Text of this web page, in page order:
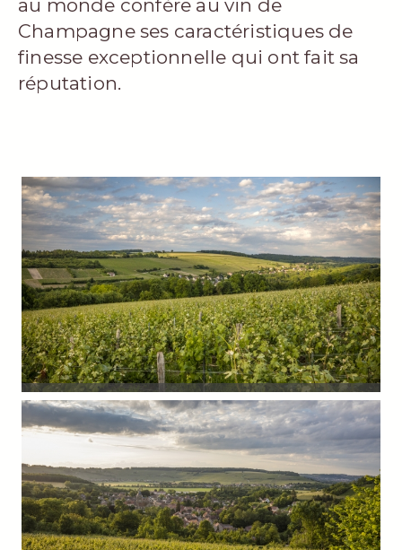
au monde confère au vin de
Champagne ses caractéristiques de
finesse exceptionnelle qui ont fait sa
réputation.